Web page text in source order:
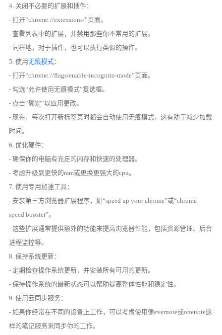
4. 关闭不必要的扩展和插件：
- 打开“chrome://extensions/”页面。
- 查看列表中的扩展，并禁用那些你不常用的扩展。
- 同样地，对于插件，也可以执行类似的操作。
5. 使用无痕模式：
- 打开“chrome://flags/enable-incognito-mode”页面。
- 勾选“允许使用无痕模式”复选框。
- 点击“确定”以应用更改。
- 现在，每次打开新标签页时都会自动使用无痕模式，这有助于减少加载
时间。
6. 优化硬件：
- 确保你的电脑有充足的内存和快速的处理器。
- 考虑升级到更快的ram或更换更强大的cpu。
7. 使用专用加速工具：
- 安装第三方浏览器扩展程序，如“speed up your chrome”或“chrome
speed booster”。
- 这些扩展通常提供额外的功能来提高浏览器性能，包括资源管理、后台
进程监控等。
8. 保持系统更新：
- 定期检查操作系统更新，并安装所有可用的更新。
- 保持操作系统的最新状态可以帮助提高整体性能和稳定性。
9. 使用云同步服务：
- 如果你经常在不同的设备上工作，可以考虑使用像evernote或onenote这
样的笔记服务来同步你的工作。